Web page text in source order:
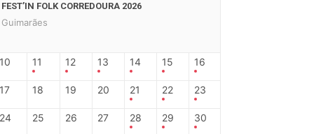
FEST’IN FOLK CORREDOURA 2026
Guimarães
10 11 12 13 14 15 16
17 18 19 20 21 22 23
24 25 26 27 28 29 30